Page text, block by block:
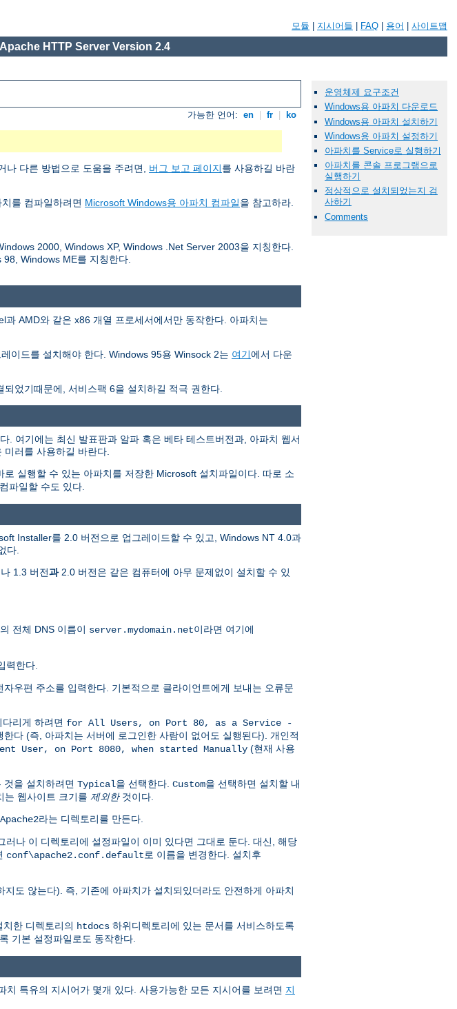
모듈 지시어들 FAQ 용어 사이트맵
Apache HTTP Server Version 2.4
가능한 언어: en fr ko
나 다른 방법으로 도움을 주려면, 버그 보고 페이지를 사용하길 바란
를 컴파일하려면 Microsoft Windows용 아파치 컴파일을 참고하라.
2000, Windows XP, Windows .Net Server 2003을 지칭한다.
Windows ME를 지칭한다.
운영체제 요구조건
Windows용 아파치 다운로드
Windows용 아파치 설치하기
Windows용 아파치 설정하기
아파치를 Service로 실행하기
아파치를 콘솔 프로그램으로
실행하기
정상적으로 설치되었는지 검
사하기
Comments
AMD와 같은 x86 개열 프로세서에서만 동작한다. 아파치는
이드를 설치해야 한다. Windows 95용 Winsock 2는 여기에서 다운
었기때문에, 서비스팩 6을 설치하길 적극 권한다.
. 여기에는 최신 발표판과 알파 혹은 베타 테스트버전과, 아파치 웹서
러를 사용하길 바란다.
실행할 수 있는 아파치를 저장한 Microsoft 설치파일이다. 따로 소
파일할 수도 있다.
Installer를 2.0 버전으로 업그레이드할 수 있고, Windows NT 4.0과
다.
1.3 버전과2.0 버전은 같은 컴퓨터에 아무 문제없이 설치할 수 있
전체 DNS 이름이 server.mydomain.net이라면 여기에
력한다.
우편 주소를 입력한다. 기본적으로 클라이언트에게 보내는 오류문
리게 하려면 for All Users, on Port 80, as a Service -
다 (즉, 아파치는 서버에 로그인한 사람이 없어도 실행된다). 개인적
User, on Port 8080, when started Manually (현재 사용
을 설치하려면 Typical을 선택한다. Custom을 선택하면 설치할 내
는 웹사이트 크기를 제외한것이다.
Apache2라는 디렉토리를 만든다.
나 이 디렉토리에 설정파일이 이미 있다면 그대로 둔다. 대신, 해당
conf\apache2.conf.default로 이름을 변경한다. 설치후
지도 않는다). 즉, 기존에 아파치가 설치되있더라도 안전하게 아파치
한 디렉토리의 htdocs 하위디렉토리에 있는 문서를 서비스하도록
기본 설정파일로도 동작한다.
특유의 지시어가 몇개 있다. 사용가능한 모든 지시어를 보려면 지